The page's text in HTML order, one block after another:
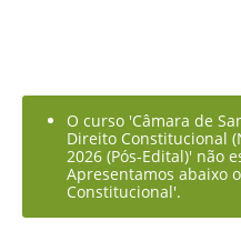
O curso 'Câmara de
Direito Constitucional
2026 (Pós-Edital)' não
Apresentamos abaixo
Constitucional'.